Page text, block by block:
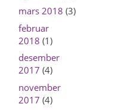
mars 2018 (3)
februar
2018 (1)
desember
2017 (4)
november
2017 (4)